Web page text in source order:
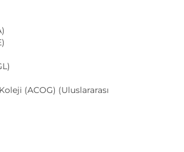
(ACOG) (Uluslararası